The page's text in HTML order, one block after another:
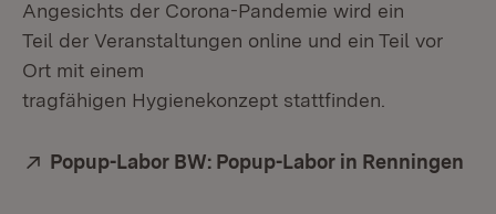
Angesichts der Corona-Pandemie wird ein
Teil der Veranstaltungen online und ein Teil vor
Ort mit einem
tragfähigen Hygienekonzept stattfinden.
Extern:
Popup-Labor BW: Popup-Labor in Renningen